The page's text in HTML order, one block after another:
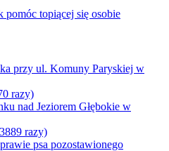
przy ul. Komuny Paryskiej w
razy)
nad Jeziorem Głębokie w
razy)
psa pozostawionego